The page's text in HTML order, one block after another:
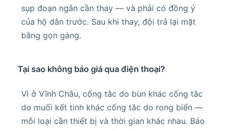
sụp đoạn ngắn cần thay — và phải có đồng ý
của hộ dân trước. Sau khi thay, đội trả lại mặt
bằng gọn gàng.
Tại sao không báo giá qua điện thoại?
Vì ở Vĩnh Châu, cống tắc do bùn khác cống tắc
do muối kết tinh khác cống tắc do rong biển —
mỗi loại cần thiết bị và thời gian khác nhau. Báo